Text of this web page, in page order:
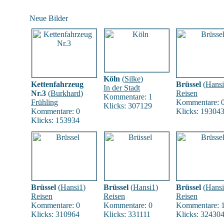
Neue Bilder
Kettenfahrzeug
Nr.3 (Burkhard)
Frühling
Kommentare: 0
Klicks: 153934
Köln (Silke)
In der Stadt
Kommentare: 1
Klicks: 307129
Brüssel (
Reisen
Kommentare:
Klicks: 193043
Brüssel (Hansi1)
Reisen
Kommentare: 0
Klicks: 310964
Brüssel (Hansi1)
Reisen
Kommentare: 0
Klicks: 331111
Brüssel (
Reisen
Kommentare:
Klicks: 324304